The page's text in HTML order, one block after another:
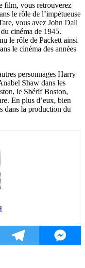
film, vous retrouverez
le rôle de l’impétueuse
vous avez John Dall
cinéma de 1945.
le rôle de Packett ainsi
le cinéma des années
personnages Harry
Shaw dans les
le Shérif Boston,
En plus d’eux, bien
dans la production du